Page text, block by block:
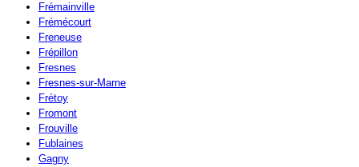
Frémainville
Frémécourt
Freneuse
Frépillon
Fresnes
Fresnes-sur-Marne
Frétoy
Fromont
Frouville
Fublaines
Gagny